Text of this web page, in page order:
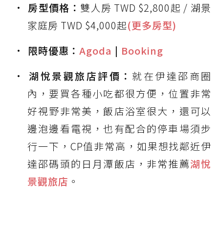
房型價格： 雙人房 TWD $2,800起 / 湖景
家庭房 TWD $4,000起(更多房型)
限時優惠： Agoda | Booking
湖悅景觀旅店評價： 就在伊達邵商圈
內，要買各種小吃都很方便，位置非常
好視野非常美，飯店浴室很大，還可以
邊泡邊看電視，也有配合的停車場須步
行一下，CP值非常高，如果想找鄰近伊
達邵碼頭的日月潭飯店，非常推薦湖悅
景觀旅店 。